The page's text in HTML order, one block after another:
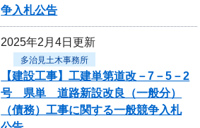
争入札公告
2025年2月4日更新
多治見土木事務所
【建設工事】工建単第道改－7－5－2
号 県単 道路新設改良（一般分）
（債務）工事に関する一般競争入札